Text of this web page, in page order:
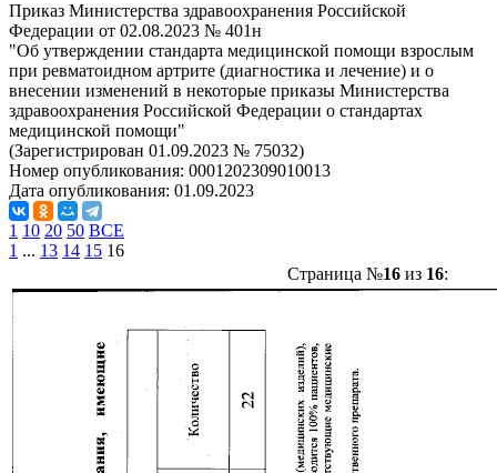
Приказ Министерства здравоохранения Российской
Федерации от 02.08.2023 № 401н
"Об утверждении стандарта медицинской помощи взрослым
при ревматоидном артрите (диагностика и лечение) и о
внесении изменений в некоторые приказы Министерства
здравоохранения Российской Федерации о стандартах
медицинской помощи"
(Зарегистрирован 01.09.2023 № 75032)
Номер опубликования: 0001202309010013
Дата опубликования: 01.09.2023
1 10 20 50 ВСЕ
1 ... 13 14 15 16
Страница №16из 16: